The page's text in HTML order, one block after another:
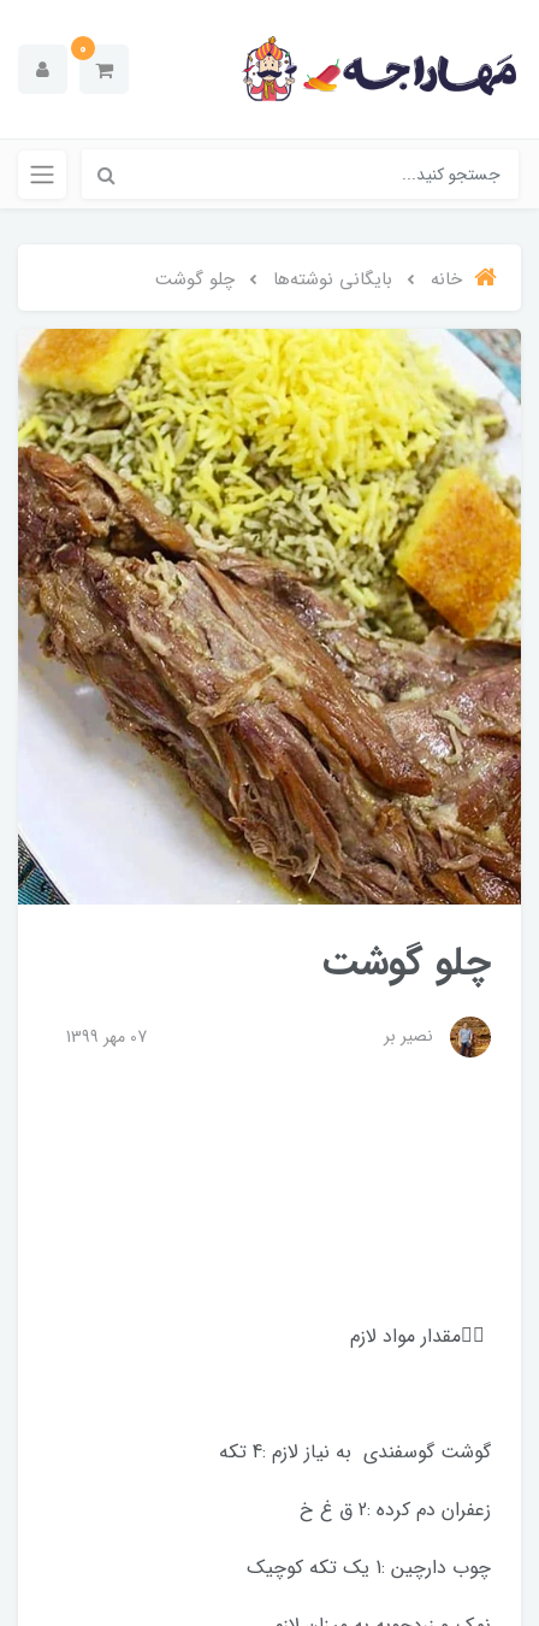
0
خانه بایگانی نوشته‌ها چلو گوشت
چلو گوشت
نصیر بر 07 مهر 1399
✍🏻مقدار مواد لازم
گوشت گوسفندى به نياز لازم :4 تكه
زعفران دم كرده :2 ق غ خ
چوب دارچين :1 يك تكه كوچيك